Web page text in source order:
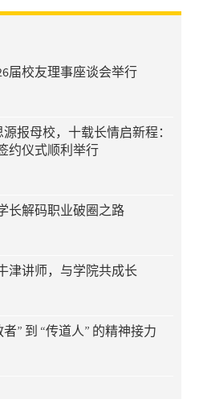
届校友理事座谈会举行
报母校，十载长情启新程：
约仪式顺利举行
长解码职业破圈之路
津讲师，与学院共成长
” 到 “传道人” 的精神接力